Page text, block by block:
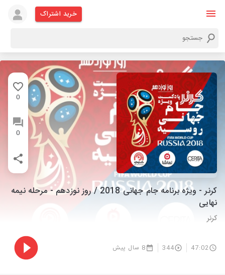
خرید اشتراک
0
0
کرنر - ویژه برنامه جام جهانی 2018 / روز نوزدهم - مرحله نیمه
نهایی
کرنر
47:02
344 8 سال پیش